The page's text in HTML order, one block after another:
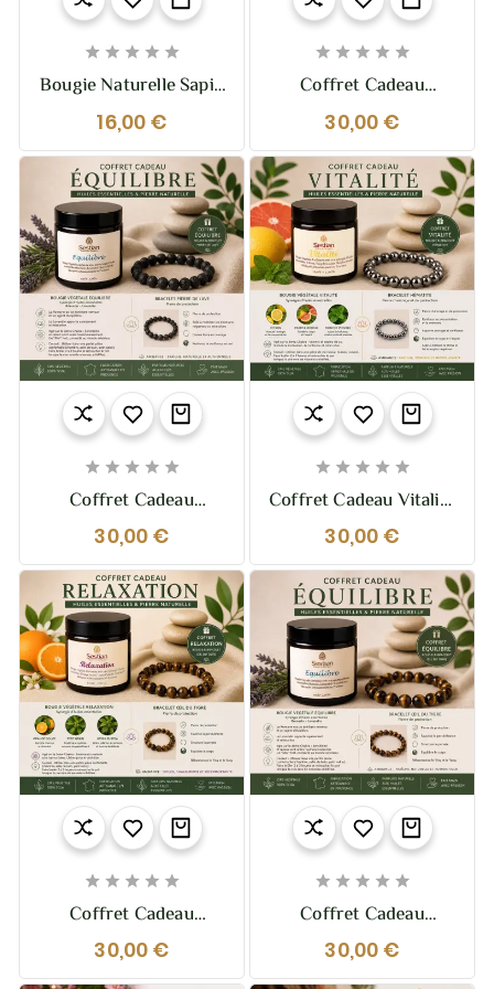
    
Bougie Naturelle Sapin
De Noël 110g – Sestian
Nature Et Senteurs
16,00 €
    
Coffret Cadeau
Immunité – Bougie &
Bracelet Pierre De
Lave
30,00 €
    
Coffret Cadeau
Équilibre – Bougie &
Bracelet Pierre De
Lave
30,00 €
    
Coffret Cadeau Vitalité
– Bougie & Bracelet
Hématite
30,00 €
    
Coffret Cadeau
Relaxation – Bougie &
Bracelet Œil Du Tigre
30,00 €
    
Coffret Cadeau
Équilibre – Bougie &
Bracelet Œil Du Tigre
30,00 €